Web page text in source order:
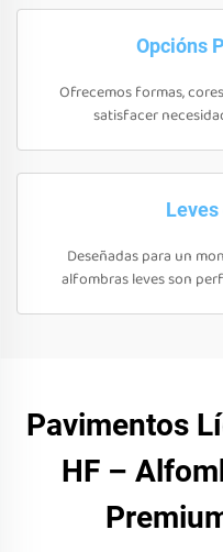
Opcións
Ofrecemos formas,
satisfacer
Deseñadas para un
alfombras leves son
Pavimentos
HF –